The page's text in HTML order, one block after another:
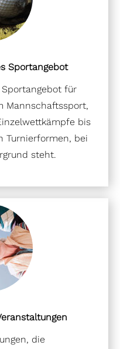
Sportangebot
für
Mannschaftssport,
bis
Turnierformen, bei
steht.
die